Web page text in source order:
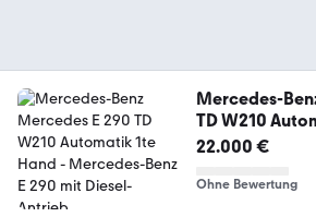
Mercedes-
TD W210
22.000 €
Ohne Bewertung